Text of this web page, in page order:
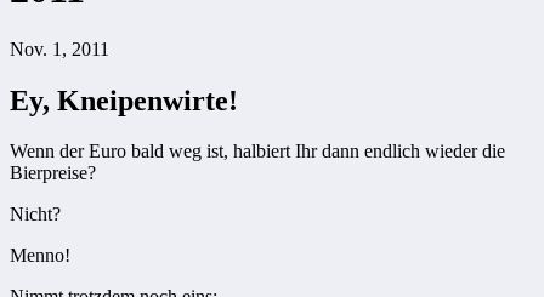
Nov. 1, 2011
Ey, Kneipenwirte!
Wenn der Euro bald weg ist, halbiert Ihr dann endlich wieder die
Bierpreise?
Nicht?
Menno!